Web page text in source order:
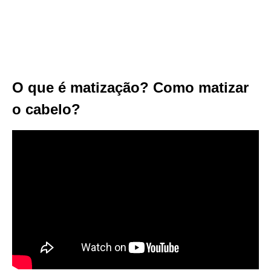
O que é matização? Como matizar
o cabelo?